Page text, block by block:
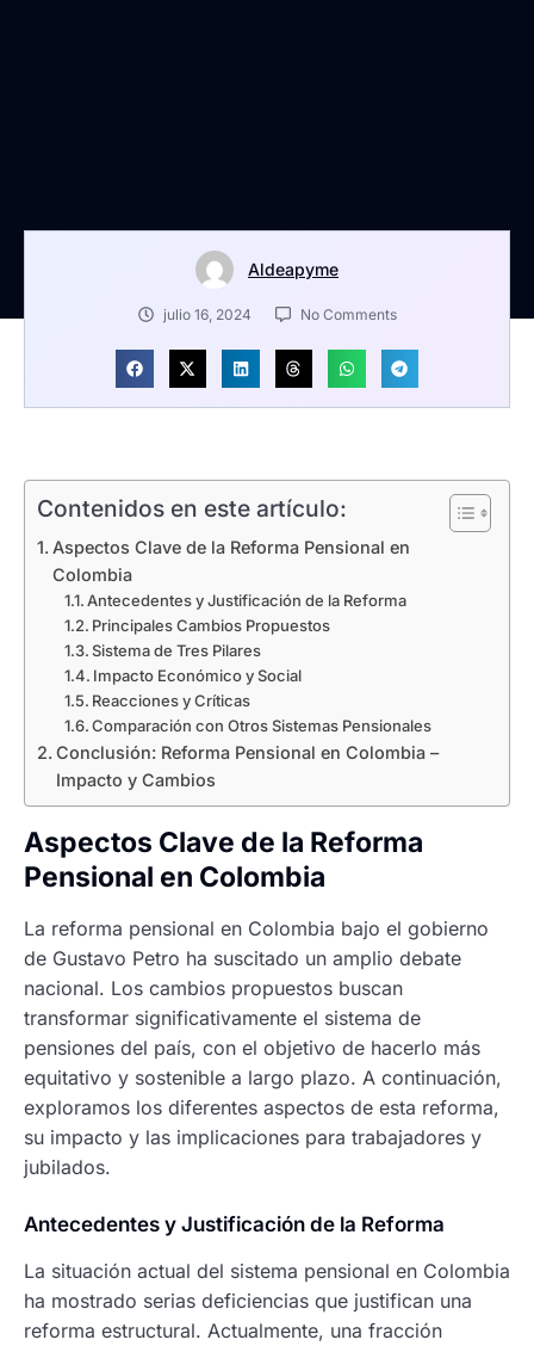
Aldeapyme
julio 16, 2024 No Comments
Contenidos en este artículo:
Aspectos Clave de la Reforma Pensional en
Colombia
Antecedentes y Justificación de la Reforma
Principales Cambios Propuestos
Sistema de Tres Pilares
Impacto Económico y Social
Reacciones y Críticas
Comparación con Otros Sistemas Pensionales
Conclusión: Reforma Pensional en Colombia –
Impacto y Cambios
Aspectos Clave de la Reforma
Pensional en Colombia
La reforma pensional en Colombia bajo el gobierno
de Gustavo Petro ha suscitado un amplio debate
nacional. Los cambios propuestos buscan
transformar significativamente el sistema de
pensiones del país, con el objetivo de hacerlo más
equitativo y sostenible a largo plazo. A continuación,
exploramos los diferentes aspectos de esta reforma,
su impacto y las implicaciones para trabajadores y
jubilados.
Antecedentes y Justificación de la Reforma
La situación actual del sistema pensional en Colombia
ha mostrado serias deficiencias que justifican una
reforma estructural. Actualmente, una fracción